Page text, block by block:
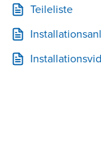
Teileliste